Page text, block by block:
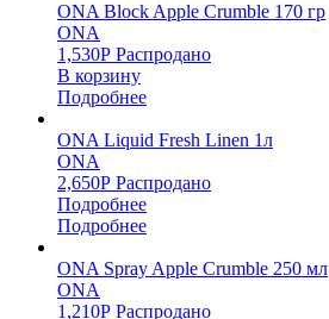
ONA Block Apple Crumble 170 гр
ONA
1,530Р Распродано
В корзину
Подробнее
ONA Liquid Fresh Linen 1л
ONA
2,650Р Распродано
Подробнее
Подробнее
ONA Spray Apple Crumble 250 мл
ONA
1,210Р Распродано